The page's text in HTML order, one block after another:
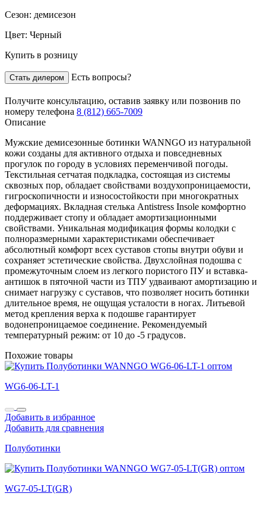
Сезон: демисезон
Цвет: Черный
Купить в розницу
Стать дилером Есть вопросы?
Получите консультацию, оставив заявку или позвонив по
номеру телефона 8 (812) 665-7009
Описание
Мужские демисезонные ботинки WANNGO из натуральной
кожи созданы для активного отдыха и повседневных
прогулок по городу в условиях переменчивой погоды.
Текстильная сетчатая подкладка, состоящая из системы
сквозных пор, обладает свойствами воздухопроницаемости,
гигроскопичности и износостойкости при многократных
деформациях. Вкладная стелька Antistress Insole комфортно
поддерживает стопу и обладает амортизационными
свойствами. Уникальная модификация формы колодки с
полноразмерными характеристиками обеспечивает
абсолютный комфорт всех суставов стопы внутри обуви и
сохраняет эстетические свойства. Двухслойная подошва с
промежуточным слоем из легкого пористого ПУ и вставка-
антишок в пяточной части из ТПУ удваивают амортизацию и
снимает нагрузку с суставов, что позволяет носить ботинки
длительное время, не ощущая усталости в ногах. Литьевой
метод крепления верха к подошве гарантирует
водонепроницаемое соединение. Рекомендуемый
температурный режим: от 10 до -5 градусов.
Похожие товары
WG6-06-LT-1
Добавить в избранное
Добавить для сравнения
Полуботинки
WG7-05-LT(GR)